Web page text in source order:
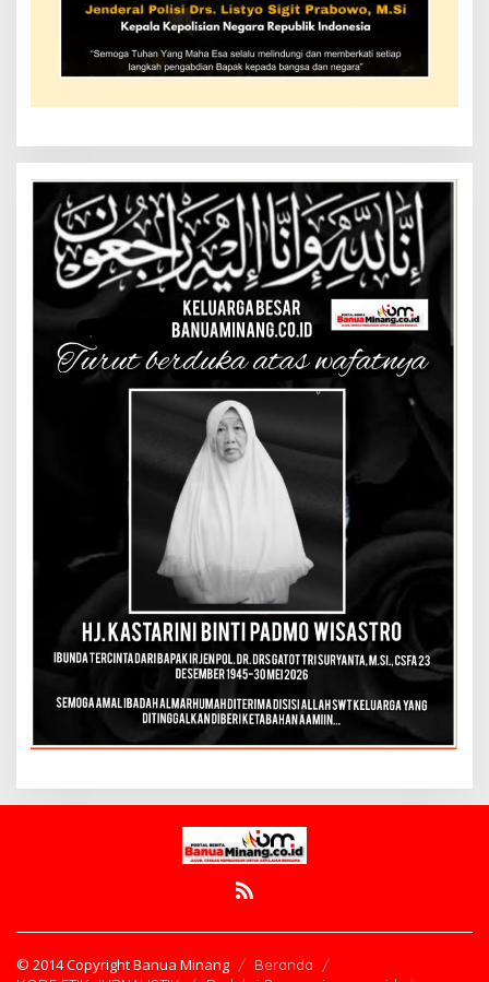
© 2014 Copyright Banua Minang
Beranda